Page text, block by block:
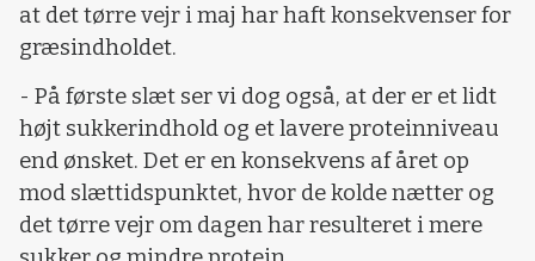
at det tørre vejr i maj har haft konsekvenser for
græsindholdet.
- På første slæt ser vi dog også, at der er et lidt
højt sukkerindhold og et lavere proteinniveau
end ønsket. Det er en konsekvens af året op
mod slættidspunktet, hvor de kolde nætter og
det tørre vejr om dagen har resulteret i mere